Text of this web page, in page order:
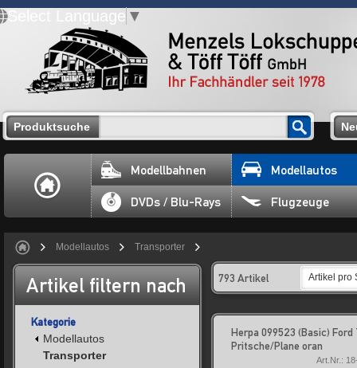
Select Language ▼
Produktsuche
Modellbahnen Modellautos
DVDs / Blu-Rays Flugzeuge
Modellautos Transporter
Artikel filtern nach
Kategorie
Modellautos
Transporter
793 Artikel Artikel pro
Herpa 099523 (Basic)
Pritsche/Plane oran
Art.Nr.: